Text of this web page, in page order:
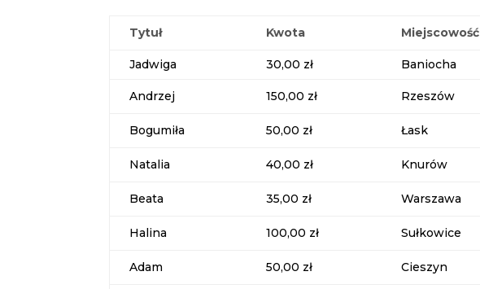
Tytuł Kwota Miejscowość
Jadwiga 30,00 zł Baniocha
Andrzej 150,00 zł Rzeszów
Bogumiła 50,00 zł Łask
Natalia 40,00 zł Knurów
Beata 35,00 zł Warszawa
Halina 100,00 zł Sułkowice
Adam 50,00 zł Cieszyn